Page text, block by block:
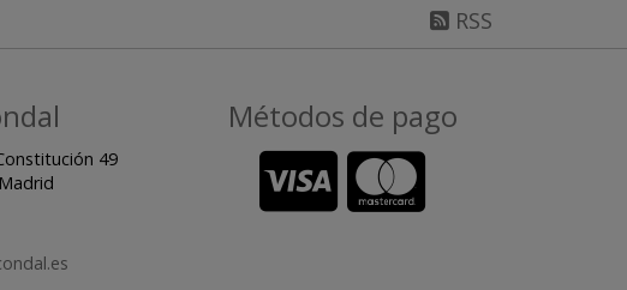
RSS
49
Madrid
Métodos de pago